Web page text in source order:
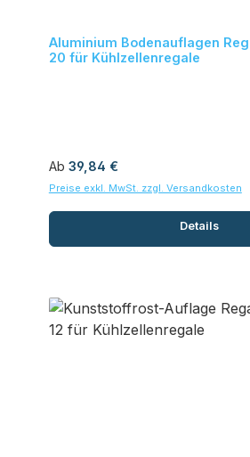
Aluminium Bodenauflagen
20 für Kühlzellenregale
Regulärer Preis:
Ab 39,84 €
Preise exkl. MwSt. zzgl. Versandkosten
Details